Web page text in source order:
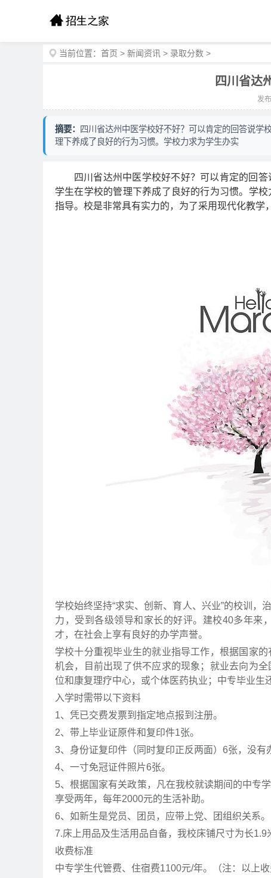
当前位置： 首页 > 新闻资讯 > 录取分数 >
四川省达
发
摘要：
四川省达州中医学校好不好？可以肯定的回答说学
理下养成了良好的行为习惯。学校力求为学生办实
四川省达州中医学校好不好？可以肯定的回
学生在学校的管理下养成了良好的行为习惯。学
指导。校是非常具有实力的，为了采用现代化教学
学校始终坚持“求实、创新、育人、兴业”的校训
力，受到各级领导和家长的好评。建校40多年来
才，在社会上享有良好的办学声誉。
学校十分重视毕业生的就业指导工作，根据国家
机会，目前出现了供不应求的现象；就业去向为
位和康复理疗中心，或个体医药执业；中专毕业生
入学时需带以下资料
1、凭已交费发票到指定地点报到注册。
2、带上毕业证原件和复印件1张。
3、身份证复印件（同时复印正反两面）6张，没有
4、一寸免冠证件照片6张。
5、根据国家有关政策，凡在我校就读期间的中专
享受两年，每年2000元的生活补助。
6、如新生是党员、团员，应带上党、团组织关系。
7.床上用品及生活用品自备，我校床铺尺寸为长1.9
收费标准
中专学生代管费、住宿费1100元/年。（注：以上